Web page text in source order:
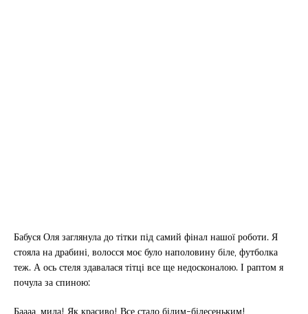
Бабуся Оля заглянула до тітки під самий фінал нашої роботи. Я
стояла на драбині, волосся моє було наполовину біле, футболка
теж. А ось стеля здавалася тітці все ще недосконалою. І раптом я
почула за спиною: